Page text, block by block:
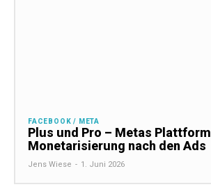
FACEBOOK / META
Plus und Pro – Metas Plattform
Monetarisierung nach den Ads
Jens Wiese - 1. Juni 2026